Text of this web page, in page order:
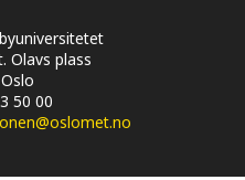
Olavs plass
50 00